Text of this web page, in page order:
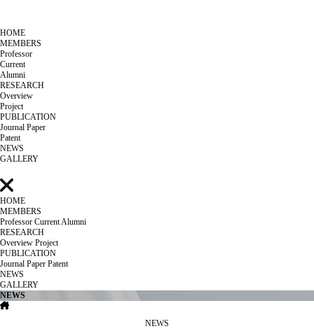
HOME
MEMBERS
Professor
Current
Alumni
RESEARCH
Overview
Project
PUBLICATION
Journal Paper
Patent
NEWS
GALLERY
HOME
MEMBERS
Professor CurrentAlumni
RESEARCH
Overview Project
PUBLICATION
Journal Paper Patent
NEWS
GALLERY
NEWS
NEWS